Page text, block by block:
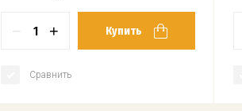
− + Купить
Сравнить